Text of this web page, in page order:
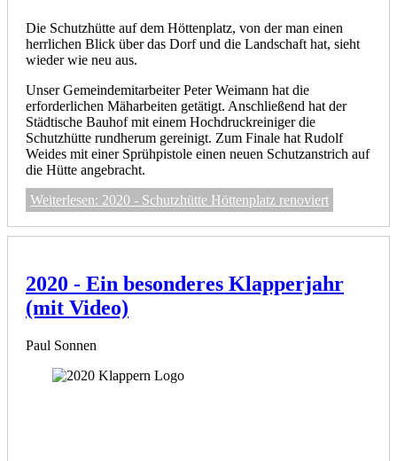
Die Schutzhütte auf dem Höttenplatz, von der man einen
herrlichen Blick über das Dorf und die Landschaft hat, sieht
wieder wie neu aus.
Unser Gemeindemitarbeiter Peter Weimann hat die
erforderlichen Mäharbeiten getätigt. Anschließend hat der
Städtische Bauhof mit einem Hochdruckreiniger die
Schutzhütte rundherum gereinigt. Zum Finale hat Rudolf
Weides mit einer Sprühpistole einen neuen Schutzanstrich auf
die Hütte angebracht.
Weiterlesen: 2020 - Schutzhütte Höttenplatz renoviert
2020 - Ein besonderes Klapperjahr
(mit Video)
Paul Sonnen